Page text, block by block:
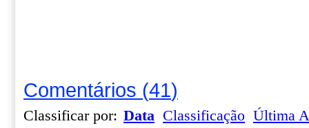
Comentários (41)
Classificar por: Data Classificação Última